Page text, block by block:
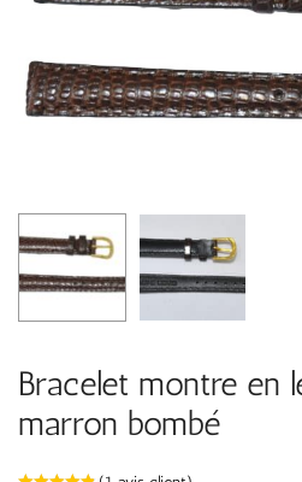
Bracelet montre en
marron bombé